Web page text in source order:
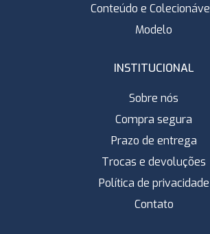
Conteúdo e
Modelo
INSTITUCIONAL
Sobre nós
Compra segura
Prazo de entrega
Trocas e devoluções
Política de privacidade
Contato